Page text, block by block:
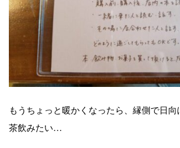
もうちょっと暖かくなったら、縁側で日
茶飲みたい…